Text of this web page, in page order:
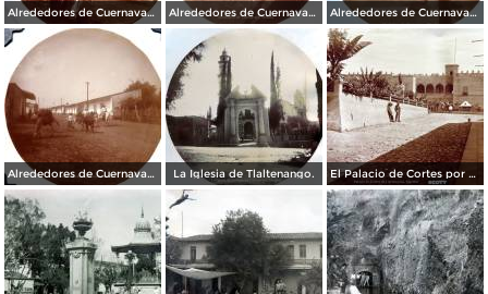
Alrededores de Cuernavaca Morelos. Alrededores de Cuernavaca Morelos. Alrededores de Cuernavaca Morelos.
Alrededores de Cuernavaca Morelos. La Iglesia de Tlaltenango. El Palacio de Cortes por el Fotógrafo Windfield Scott.